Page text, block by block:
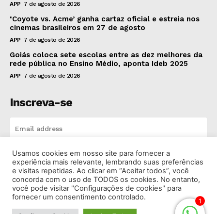
APP 7 de agosto de 2026
‘Coyote vs. Acme’ ganha cartaz oficial e estreia nos
cinemas brasileiros em 27 de agosto
APP 7 de agosto de 2026
Goiás coloca sete escolas entre as dez melhores da
rede pública no Ensino Médio, aponta Ideb 2025
APP 7 de agosto de 2026
Inscreva-se
INSCREVA-SE
I've read and accept the Privacy Policy.
1
Usamos cookies em nosso site para fornecer a
experiência mais relevante, lembrando suas preferências
e visitas repetidas. Ao clicar em “Aceitar todos”, você
concorda com o uso de TODOS os cookies. No entanto,
você pode visitar "Configurações de cookies" para
fornecer um consentimento controlado.